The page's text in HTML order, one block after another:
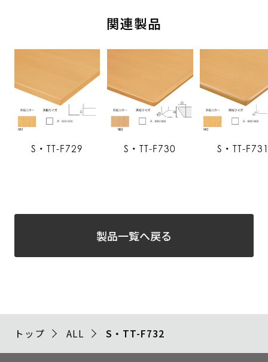
関連製品
S・TT-F729 S・TT-F730 S・TT-
製品一覧へ戻る
トップ ALL S・TT-F732